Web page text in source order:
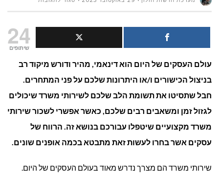
כדאי
לעסקים
משרד
חוץ?
24
שיתופים
עולם העסקים של היום הוא דינאמי, מהיר ודורש מיקוד רב
בניצול הכישורים ו/או היתרונות שלכם על פני המתחרים.
חבל שתסיטו את תשומת הלב שלכם לשירותי משרד שיכולים
לגזול זמן ומשאבים רבים שלכם, כאשר אפשרי לשכור שירותי
משרד מקצועיים שיטפלו עבורכם בנושא זה. הרווח של
עסקים אשר בחרו לעשות זאת מתבטא בכמה אופנים שונים.
שירותי משרד הם מצרך נדרש מאוד בעולם העסקים של היום.